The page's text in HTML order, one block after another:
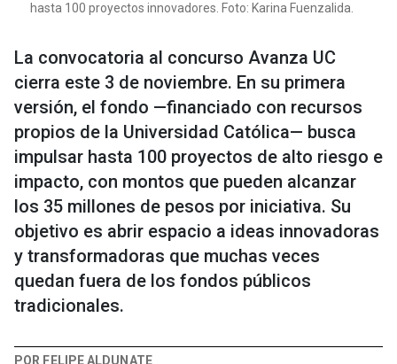
hasta 100 proyectos innovadores. Foto: Karina Fuenzalida.
La convocatoria al concurso Avanza UC
cierra este 3 de noviembre. En su primera
versión, el fondo —financiado con recursos
propios de la Universidad Católica— busca
impulsar hasta 100 proyectos de alto riesgo e
impacto, con montos que pueden alcanzar
los 35 millones de pesos por iniciativa. Su
objetivo es abrir espacio a ideas innovadoras
y transformadoras que muchas veces
quedan fuera de los fondos públicos
tradicionales.
POR FELIPE ALDUNATE